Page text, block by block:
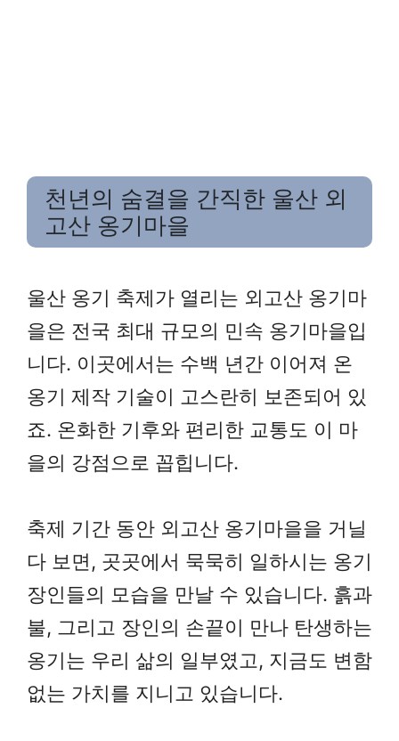
천년의 숨결을 간직한 울산 외
고산 옹기마을
울산 옹기 축제가 열리는 외고산 옹기마
을은 전국 최대 규모의 민속 옹기마을입
니다. 이곳에서는 수백 년간 이어져 온
옹기 제작 기술이 고스란히 보존되어 있
죠. 온화한 기후와 편리한 교통도 이 마
을의 강점으로 꼽힙니다.
축제 기간 동안 외고산 옹기마을을 거닐
다 보면, 곳곳에서 묵묵히 일하시는 옹기
장인들의 모습을 만날 수 있습니다. 흙과
불, 그리고 장인의 손끝이 만나 탄생하는
옹기는 우리 삶의 일부였고, 지금도 변함
없는 가치를 지니고 있습니다.